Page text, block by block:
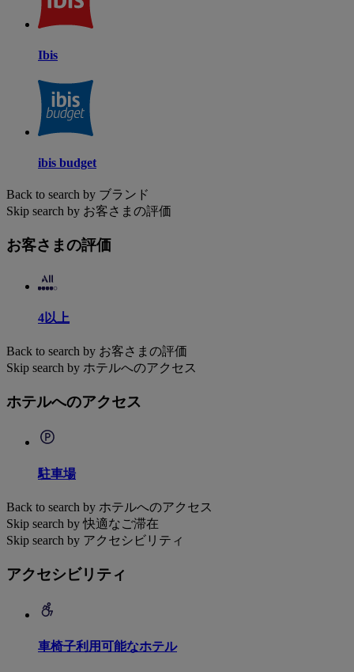
Ibis
ibis budget
Back to search by ブランド
Skip search by お客さまの評価
お客さまの評価
4以上
Back to search by お客さまの評価
Skip search by ホテルへのアクセス
ホテルへのアクセス
駐車場
Back to search by ホテルへのアクセス
Skip search by 快適なご滞在
Skip search by アクセシビリティ
アクセシビリティ
車椅子利用可能なホテル